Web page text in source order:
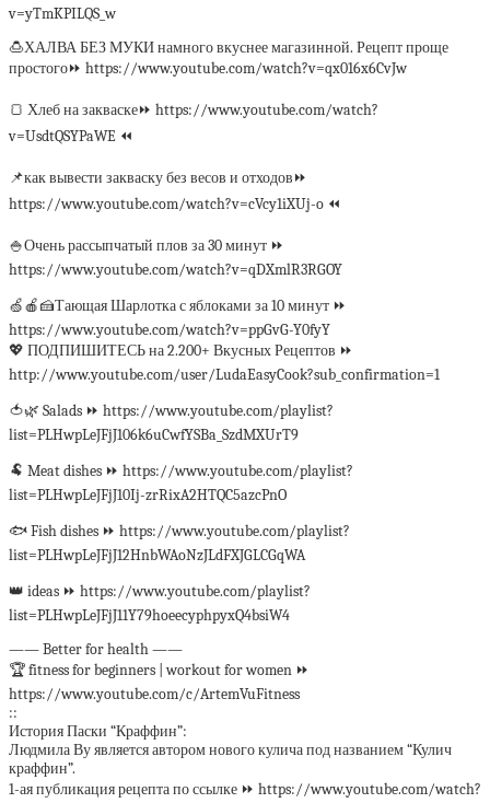
v=yTmKPILQS_w
🍮ХАЛВА БЕЗ МУКИ намного вкуснее магазинной. Рецепт проще
простого⏩ https://www.youtube.com/watch?v=qx016x6CvJw
🍞 Хлеб на закваске⏩ https://www.youtube.com/watch?
v=UsdtQSYPaWE ⏪
📌как вывести закваску без весов и отходов⏩
https://www.youtube.com/watch?v=cVcy1iXUj-o ⏪
🍚Очень рассыпчатый плов за 30 минут ⏩
https://www.youtube.com/watch?v=qDXmlR3RGOY
🍏🍎🍰Тающая Шарлотка с яблоками за 10 минут ⏩
https://www.youtube.com/watch?v=ppGvG-Y0fyY
💖 ПОДПИШИТЕСЬ на 2.200+ Вкусных Рецептов ⏩
http://www.youtube.com/user/LudaEasyCook?sub_confirmation=1
🍅🌿 Salads ⏩ https://www.youtube.com/playlist?
list=PLHwpLeJFjJ106k6uCwfYSBa_SzdMXUrT9
🐏 Meat dishes ⏩ https://www.youtube.com/playlist?
list=PLHwpLeJFjJ10Ij-zrRixA2HTQC5azcPnO
🐟 Fish dishes ⏩ https://www.youtube.com/playlist?
list=PLHwpLeJFjJ12HnbWAoNzJLdFXJGLCGqWA
👑 ideas ⏩ https://www.youtube.com/playlist?
list=PLHwpLeJFjJ11Y79hoeecyphpyxQ4bsiW4
—— Better for health ——
🏆 fitness for beginners | workout for women ⏩
https://www.youtube.com/c/ArtemVuFitness
::
История Паски “Краффин”:
Людмила Ву является автором нового кулича под названием “Кулич
краффин”.
1-ая публикация рецепта по ссылке ⏩ https://www.youtube.com/watch?